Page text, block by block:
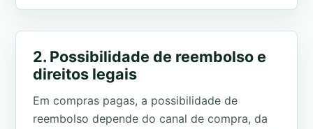
2. Possibilidade de reembolso e
direitos legais
Em compras pagas, a possibilidade de
reembolso depende do canal de compra, da